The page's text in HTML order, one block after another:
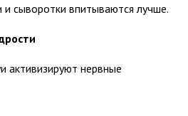
сыворотки впитываются лучше.
активизируют нервные